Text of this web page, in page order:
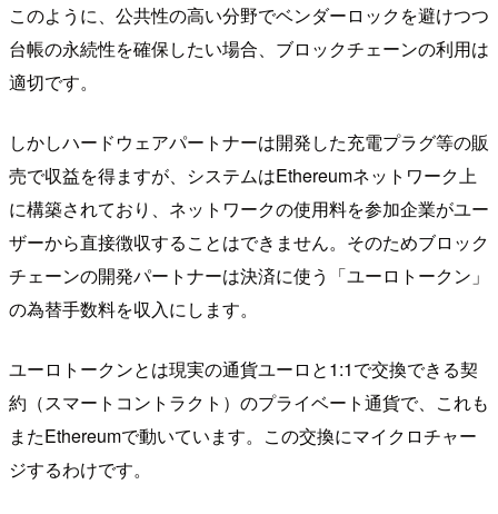
このように、公共性の高い分野でベンダーロックを避けつつ
台帳の永続性を確保したい場合、ブロックチェーンの利用は
適切です。
しかしハードウェアパートナーは開発した充電プラグ等の販
売で収益を得ますが、システムはEthereumネットワーク上
に構築されており、ネットワークの使用料を参加企業がユー
ザーから直接徴収することはできません。そのためブロック
チェーンの開発パートナーは決済に使う「ユーロトークン」
の為替手数料を収入にします。
ユーロトークンとは現実の通貨ユーロと1:1で交換できる契
約（スマートコントラクト）のプライベート通貨で、これも
またEthereumで動いています。この交換にマイクロチャー
ジするわけです。